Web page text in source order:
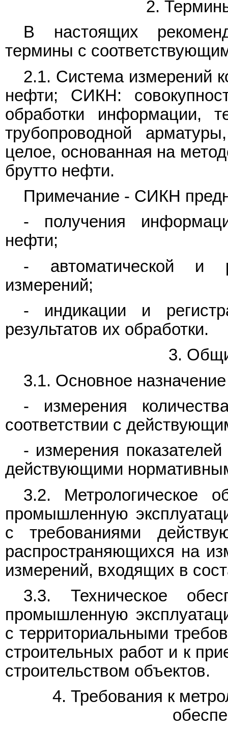
2.
В настоящих
термины с
2.1. Система измерений
нефти; СИКН:
обработки информации,
трубопроводной
целое, основанная на
брутто нефти.
Примечание - СИКН
- получения
нефти;
- автоматической и
измерений;
- индикации и
результатов их обработки.
3.
3.1. Основное
- измерения
соответствии с
- измерения
действующими
3.2. Метрологическое
промышленную
с требованиями
распространяющихся на
измерений, входящих в
3.3. Техническое
промышленную
с территориальными
строительных работ и к
строительством объектов.
4. Требования к